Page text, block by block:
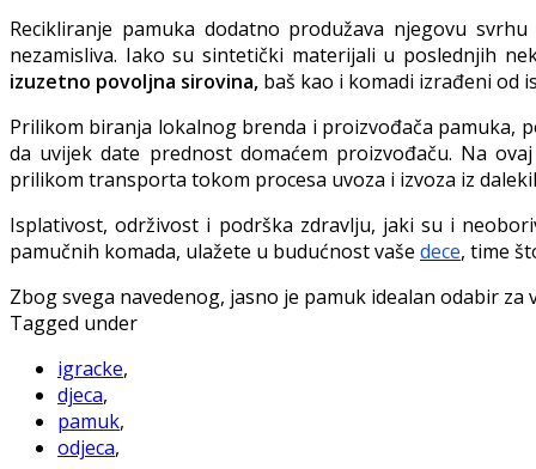
Recikliranje pamuka dodatno produžava njegovu
nezamisliva. Iako su sintetički materijali u poslednjih
izuzetno povoljna sirovina, baš kao i komadi izrađeni od
Prilikom biranja lokalnog brenda i proizvođača pamuka,
da uvijek date prednost domaćem proizvođaču. Na
prilikom transporta tokom procesa uvoza i izvoza iz
Isplativost, održivost i podrška zdravlju, jaki su i
pamučnih komada, ulažete u budućnost vaše dece, time
Zbog svega navedenog, jasno je pamuk idealan odabir
Tagged under
igracke,
djeca,
pamuk,
odjeca,